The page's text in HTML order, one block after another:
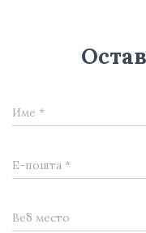
Име *
Е-пошта *
Веб место